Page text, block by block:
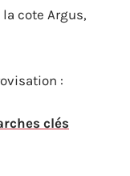
cote Argus,
:
clés